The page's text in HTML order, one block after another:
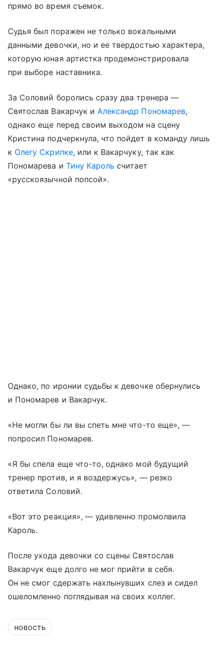
прямо во время съемок.
Судья был поражен не только вокальными
данными девочки, но и ее твердостью характера,
которую юная артистка продемонстрировала
при выборе наставника.
За Соловий боролись сразу два тренера —
Святослав Вакарчук и Александр Пономарев,
однако еще перед своим выходом на сцену
Кристина подчеркнула, что пойдет в команду лишь
к Олегу Скрипке, или к Вакарчуку, так как
Пономарева и Тину Кароль считает
«русскоязычной попсой».
Однако, по иронии судьбы к девочке обернулись
и Пономарев и Вакарчук.
«Не могли бы ли вы спеть мне что-то еще», —
попросил Пономарев.
«Я бы спела еще что-то, однако мой будущий
тренер против, и я воздержусь», — резко
ответила Соловий.
«Вот это реакция», — удивленно промолвила
Кароль.
После ухода девочки со сцены Святослав
Вакарчук еще долго не мог прийти в себя.
Он не смог сдержать нахлынувших слез и сидел
ошеломленно поглядывая на своих коллег.
новость